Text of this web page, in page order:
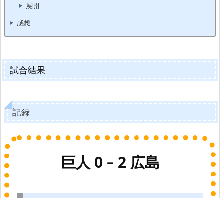
展開
感想
試合結果
記録
巨人 0 – 2 広島